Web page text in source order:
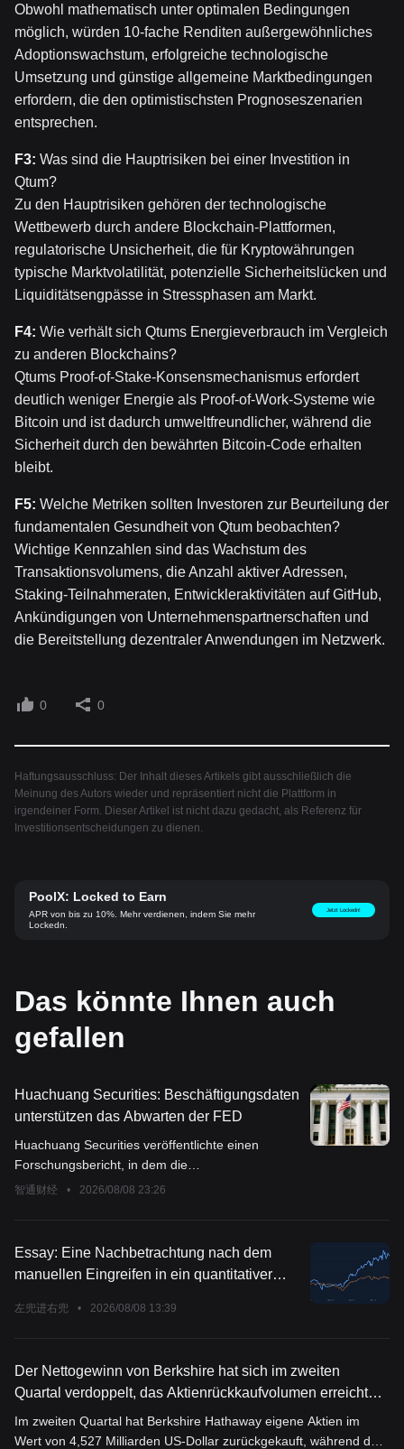
Obwohl mathematisch unter optimalen Bedingungen
möglich, würden 10-fache Renditen außergewöhnliches
Adoptionswachstum, erfolgreiche technologische
Umsetzung und günstige allgemeine Marktbedingungen
erfordern, die den optimistischsten Prognoseszenarien
entsprechen.
F3: Was sind die Hauptrisiken bei einer Investition in
Qtum?
Zu den Hauptrisiken gehören der technologische
Wettbewerb durch andere Blockchain-Plattformen,
regulatorische Unsicherheit, die für Kryptowährungen
typische Marktvolatilität, potenzielle Sicherheitslücken und
Liquiditätsengpässe in Stressphasen am Markt.
F4: Wie verhält sich Qtums Energieverbrauch im Vergleich
zu anderen Blockchains?
Qtums Proof-of-Stake-Konsensmechanismus erfordert
deutlich weniger Energie als Proof-of-Work-Systeme wie
Bitcoin und ist dadurch umweltfreundlicher, während die
Sicherheit durch den bewährten Bitcoin-Code erhalten
bleibt.
F5: Welche Metriken sollten Investoren zur Beurteilung der
fundamentalen Gesundheit von Qtum beobachten?
Wichtige Kennzahlen sind das Wachstum des
Transaktionsvolumens, die Anzahl aktiver Adressen,
Staking-Teilnahmeraten, Entwickleraktivitäten auf GitHub,
Ankündigungen von Unternehmenspartnerschaften und
die Bereitstellung dezentraler Anwendungen im Netzwerk.
0 0
Haftungsausschluss: Der Inhalt dieses Artikels gibt ausschließlich die
Meinung des Autors wieder und repräsentiert nicht die Plattform in
irgendeiner Form. Dieser Artikel ist nicht dazu gedacht, als Referenz für
Investitionsentscheidungen zu dienen.
PoolX: Locked to Earn
APR von bis zu 10%. Mehr verdienen, indem Sie mehr
Lockedn.
Jetzt Lockedn!
Das könnte Ihnen auch
gefallen
Huachuang Securities: Beschäftigungsdaten
unterstützen das Abwarten der FED
Huachuang Securities veröffentlichte einen
Forschungsbericht, in dem die
Beschäftigungsdaten die Fortsetzung der
智通财经 • 2026/08/08 23:26
Essay: Eine Nachbetrachtung nach dem
manuellen Eingreifen in ein quantitativer
machen?
左兜进右兜 • 2026/08/08 13:39
Der Nettogewinn von Berkshire hat sich im zweiten
Quartal verdoppelt, das Aktienrückkaufvolumen erreichte
den höchsten Stand seit fünf Jahren, und Google gehört
nun zu den fünf größten Positionen.
Im zweiten Quartal hat Berkshire Hathaway eigene Aktien im
Wert von 4,527 Milliarden US-Dollar zurückgekauft, während das